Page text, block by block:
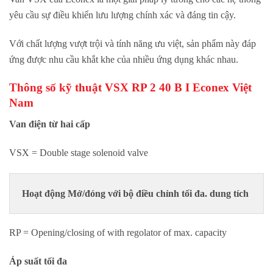
yêu cầu sự điều khiển lưu lượng chính xác và đáng tin cậy.
Với chất lượng vượt trội và tính năng ưu việt, sản phẩm này đáp
ứng được nhu cầu khắt khe của nhiều ứng dụng khác nhau.
Thông số kỹ thuật VSX RP 2 40 B I Econex Việt
Nam
Van điện từ hai cấp
VSX = Double stage solenoid valve
Hoạt động Mở/đóng với bộ điều chỉnh tối đa. dung tích
RP = Opening/closing of with regolator of max. capacity
Áp suất tối đa